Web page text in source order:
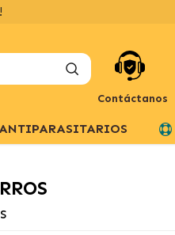
Contáctanos
ANTIPARASITARIOS